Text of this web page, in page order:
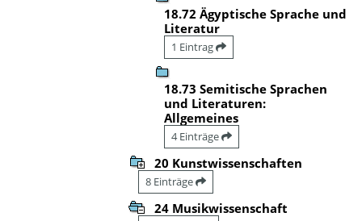
18.72 Ägyptische Sprache und
Literatur
1 Eintrag
18.73 Semitische Sprachen
und Literaturen:
Allgemeines
4 Einträge
20 Kunstwissenschaften
8 Einträge
24 Musikwissenschaft